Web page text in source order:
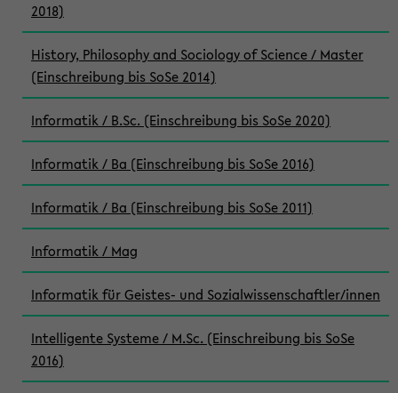
2018)
History, Philosophy and Sociology of Science / Master
(Einschreibung bis SoSe 2014)
Informatik / B.Sc. (Einschreibung bis SoSe 2020)
Informatik / Ba (Einschreibung bis SoSe 2016)
Informatik / Ba (Einschreibung bis SoSe 2011)
Informatik / Mag
Informatik für Geistes- und Sozialwissenschaftler/innen
Intelligente Systeme / M.Sc. (Einschreibung bis SoSe
2016)